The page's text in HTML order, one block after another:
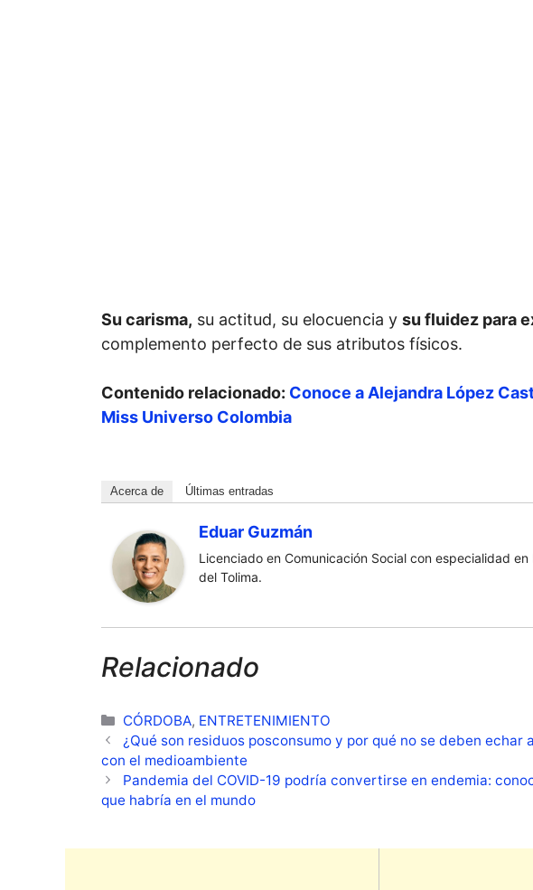
Su carisma, su actitud, su elocuencia y su fluidez para
complemento perfecto de sus atributos físicos.
Contenido relacionado: Conoce a Alejandra López
Miss Universo Colombia
Acerca de Últimas entradas
Eduar Guzmán
Licenciado en Comunicación Social con especialidad
del Tolima.
Relacionado
Categorías
CÓRDOBA, ENTRETENIMIENTO
¿Qué son residuos posconsumo y por qué no se deben echar
con el medioambiente
Pandemia del COVID-19 podría convertirse en endemia:
que habría en el mundo